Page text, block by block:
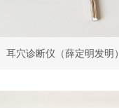
耳穴诊断仪（薛定明发明）